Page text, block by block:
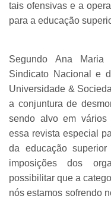
tais ofensivas e a
para a educação
Segundo Ana Maria
Sindicato Nacional e
Universidade &
a conjuntura de
sendo alvo em vários
essa revista especial
da educação
imposições dos
possibilitar que a
nós estamos sofrendo